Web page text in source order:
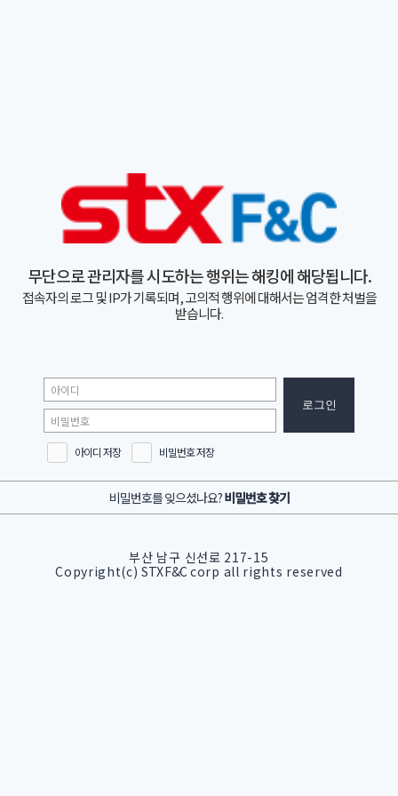
무단으로 관리자를 시도하는 행위는 해킹에 해당됩니다.
접속자의 로그 및 IP가 기록되며, 고의적 행위에 대해서는 엄격한 처벌을
받습니다.
아이디 저장 비밀번호 저장
비밀번호를 잊으셨나요?비밀번호 찾기
부산 남구 신선로 217-15
Copyright(c)STX F&Ccorp all rights reserved